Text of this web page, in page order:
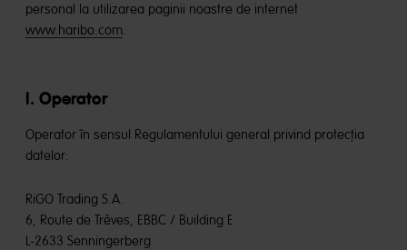
personal la utilizarea paginii noastre de internet
www.haribo.com.
I. Operator
Operator în sensul Regulamentului general privind protecția
datelor:
RiGO Trading S.A.
6, Route de Trèves, EBBC / Building E
L-2633 Senningerberg